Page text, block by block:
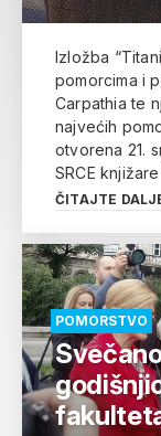
Izložba
pomorcima i
Carpathia te
najvećih
otvorena 21.
SRCE
ČITAJTE
POMORSTVO